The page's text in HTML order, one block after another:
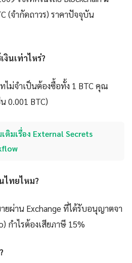
(จำกัดถาวร) ราคาปัจจุบัน
นเท่าไหร่?
ไม่จำเป็นต้องซื้อทั้ง 1 BTC คุณ
0.001 BTC)
ติมเรื่อง External Secrets
ไทยไหม?
ผ่าน Exchange ที่ได้รับอนุญาตจา
กำไรต้องเสียภาษี 15%